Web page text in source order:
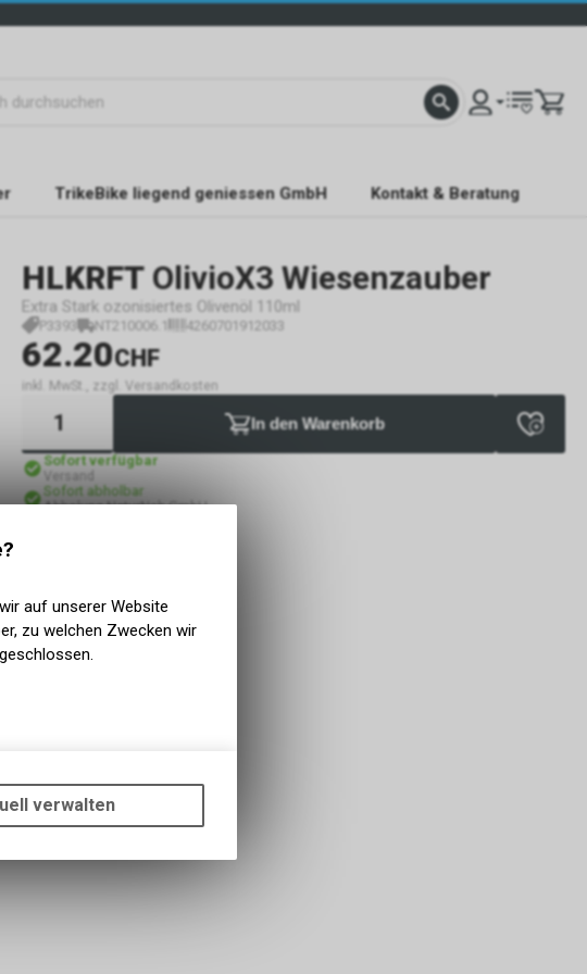
TrikeBike liegend geniessen GmbH Kontakt & Beratung
HLKRFT OlivioX3 Wiesenzauber
Extra Stark ozonisiertes Olivenöl 110ml
P3393 NT210006.1 4260701912033
62.20CHF
inkl. MwSt., zzgl. Versandkosten
In den Warenkorb
Sofort verfügbar
Versand
Sofort abholbar
Abholung NaturNah GmbH
auf unserer Website
zu welchen Zwecken wir
Angebots, wie die
Sie, dass die
verwalten